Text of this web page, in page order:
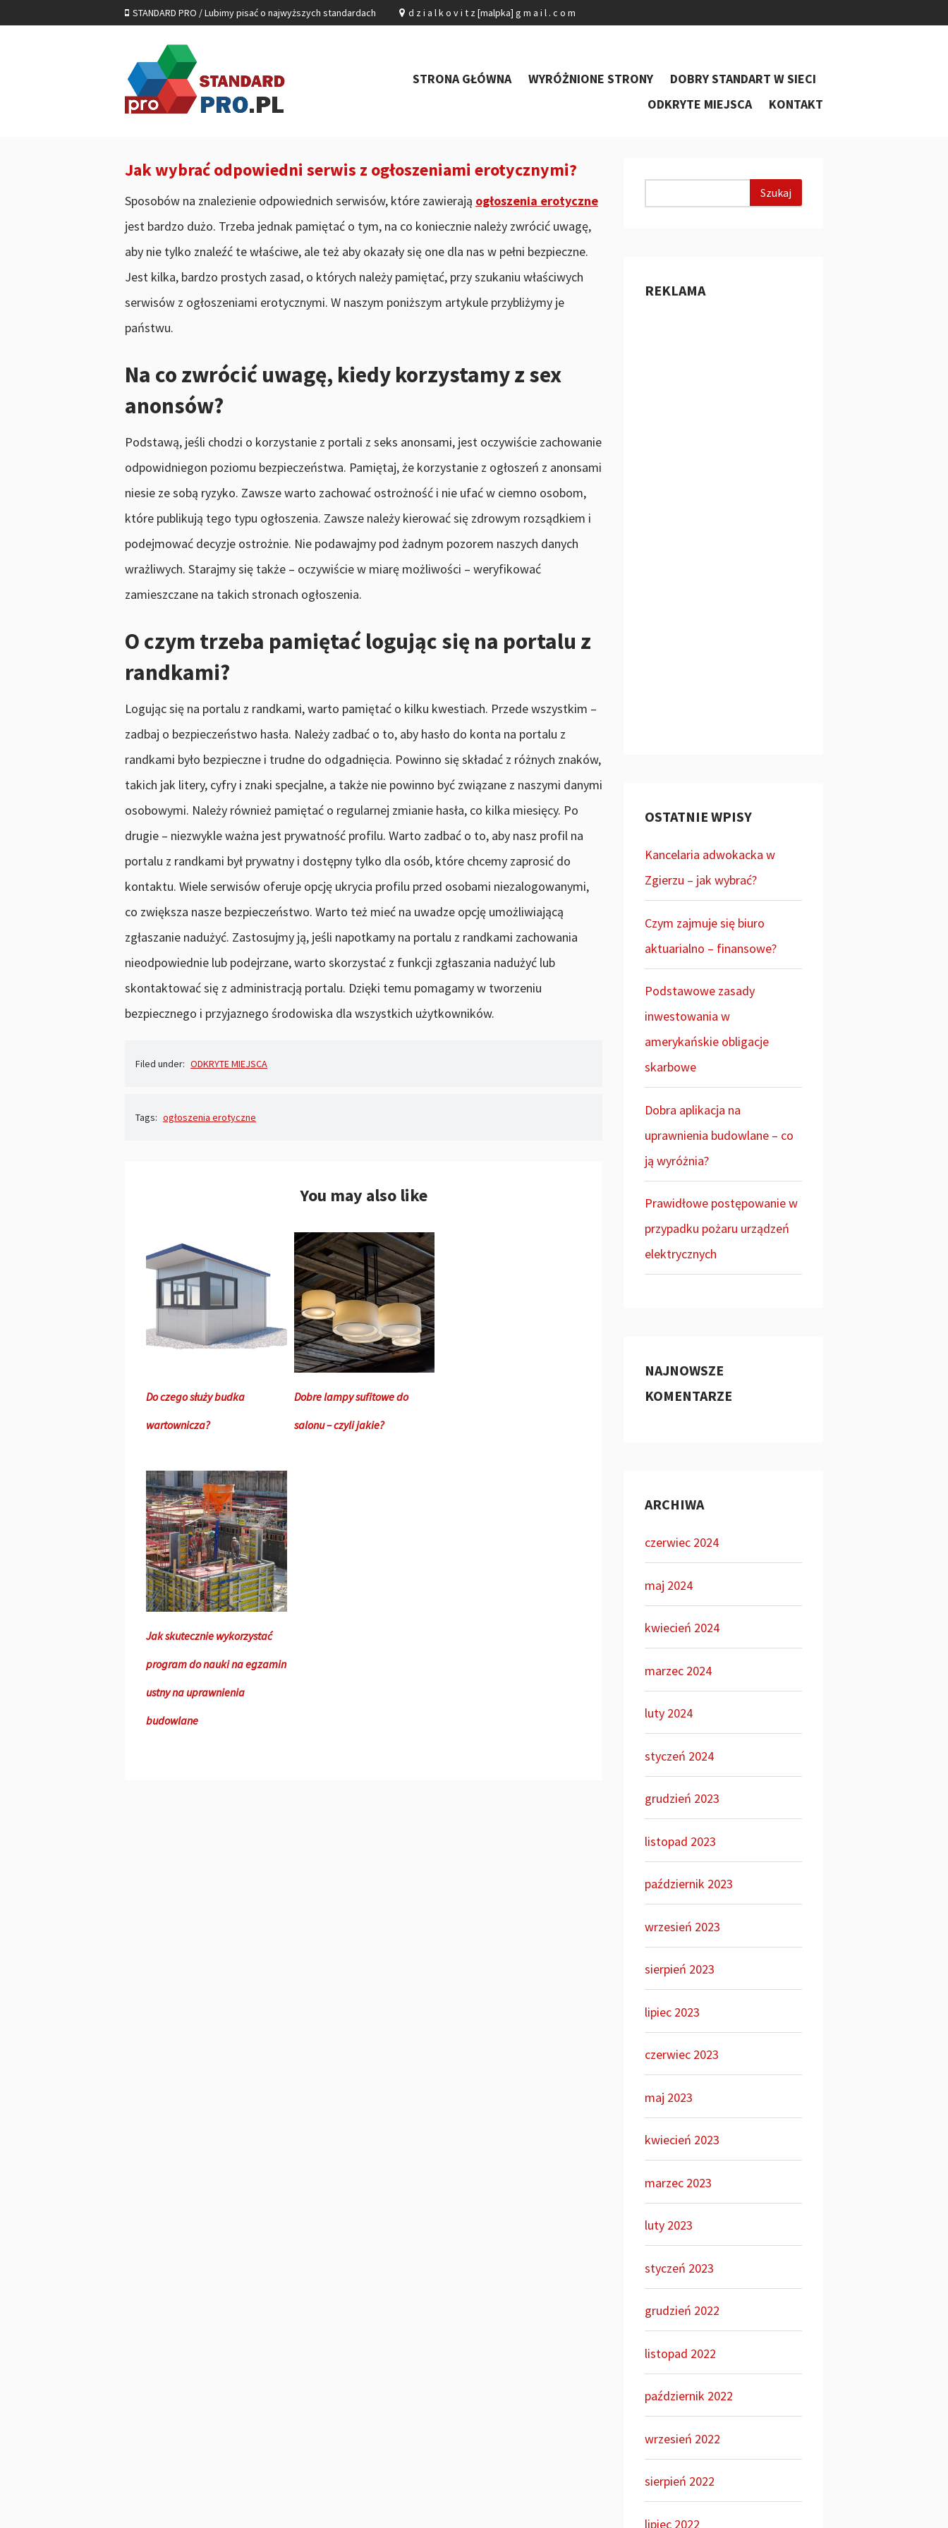
STANDARD PRO / Lubimy pisać o najwyższych standardach d z i a l k o v i t z [malpka] g m a i l . c o m
STRONA GŁÓWNA WYRÓŻNIONE STRONY
DOBRY STANDART W SIECI
ODKRYTE MIEJSCA
KONTAKT
Jak wybrać odpowiedni serwis z ogłoszeniami erotycznymi?
Sposobów na znalezienie odpowiednich serwisów, które zawierają ogłoszenia erotyczne
jest bardzo dużo. Trzeba jednak pamiętać o tym, na co koniecznie należy zwrócić uwagę,
aby nie tylko znaleźć te właściwe, ale też aby okazały się one dla nas w pełni bezpieczne.
Jest kilka, bardzo prostych zasad, o których należy pamiętać, przy szukaniu właściwych
serwisów z ogłoszeniami erotycznymi. W naszym poniższym artykule przybliżymy je
państwu.
Na co zwrócić uwagę, kiedy korzystamy z sex
anonsów?
Podstawą, jeśli chodzi o korzystanie z portali z seks anonsami, jest oczywiście zachowanie
odpowidniegon poziomu bezpieczeństwa. Pamiętaj, że korzystanie z ogłoszeń z anonsami
niesie ze sobą ryzyko. Zawsze warto zachować ostrożność i nie ufać w ciemno osobom,
które publikują tego typu ogłoszenia. Zawsze należy kierować się zdrowym rozsądkiem i
podejmować decyzje ostrożnie. Nie podawajmy pod żadnym pozorem naszych danych
wrażliwych. Starajmy się także – oczywiście w miarę możliwości – weryfikować
zamieszczane na takich stronach ogłoszenia.
O czym trzeba pamiętać logując się na portalu z
randkami?
Logując się na portalu z randkami, warto pamiętać o kilku kwestiach. Przede wszystkim –
zadbaj o bezpieczeństwo hasła. Należy zadbać o to, aby hasło do konta na portalu z
randkami było bezpieczne i trudne do odgadnięcia. Powinno się składać z różnych znaków,
takich jak litery, cyfry i znaki specjalne, a także nie powinno być związane z naszymi danymi
osobowymi. Należy również pamiętać o regularnej zmianie hasła, co kilka miesięcy. Po
drugie – niezwykle ważna jest prywatność profilu. Warto zadbać o to, aby nasz profil na
portalu z randkami był prywatny i dostępny tylko dla osób, które chcemy zaprosić do
kontaktu. Wiele serwisów oferuje opcję ukrycia profilu przed osobami niezalogowanymi,
co zwiększa nasze bezpieczeństwo. Warto też mieć na uwadze opcję umożliwiającą
zgłaszanie nadużyć. Zastosujmy ją, jeśli napotkamy na portalu z randkami zachowania
nieodpowiednie lub podejrzane, warto skorzystać z funkcji zgłaszania nadużyć lub
skontaktować się z administracją portalu. Dzięki temu pomagamy w tworzeniu
bezpiecznego i przyjaznego środowiska dla wszystkich użytkowników.
Filed under: ODKRYTE MIEJSCA
Tags: ogłoszenia erotyczne
You may also like
Do czego służy budka
wartownicza?
Dobre lampy sufitowe do
salonu – czyli jakie?
Jak skutecznie wykorzystać
program do nauki na egzamin
ustny na uprawnienia
budowlane
REKLAMA
OSTATNIE WPISY
Kancelaria adwokacka w
Zgierzu – jak wybrać?
Czym zajmuje się biuro
aktuarialno – finansowe?
Podstawowe zasady
inwestowania w
amerykańskie obligacje
skarbowe
Dobra aplikacja na
uprawnienia budowlane – co
ją wyróżnia?
Prawidłowe postępowanie w
przypadku pożaru urządzeń
elektrycznych
NAJNOWSZE
KOMENTARZE
ARCHIWA
czerwiec 2024
maj 2024
kwiecień 2024
marzec 2024
luty 2024
styczeń 2024
grudzień 2023
listopad 2023
październik 2023
wrzesień 2023
sierpień 2023
lipiec 2023
czerwiec 2023
maj 2023
kwiecień 2023
marzec 2023
luty 2023
styczeń 2023
grudzień 2022
listopad 2022
październik 2022
wrzesień 2022
sierpień 2022
lipiec 2022